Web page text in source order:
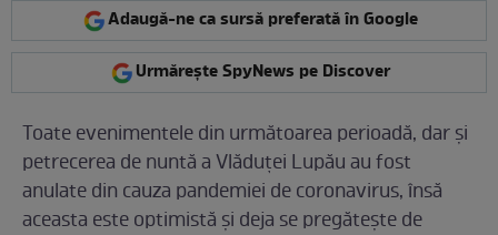
Adaugă-ne ca sursă preferată în Google
Urmărește SpyNews pe Discover
Toate evenimentele din următoarea perioadă, dar și
petrecerea de nuntă a Vlăduței Lupău au fost
anulate din cauza pandemiei de coronavirus, însă
aceasta este optimistă și deja se pregătește de